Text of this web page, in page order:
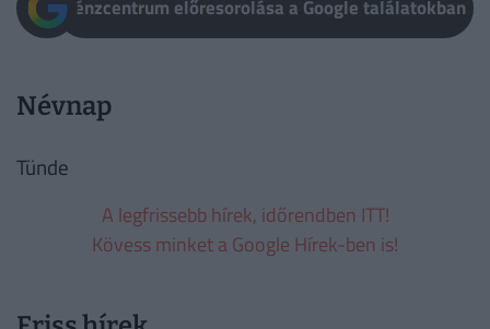
Pénzcentrum előresorolása a Google találatokban
Névnap
Tünde
A legfrissebb hírek, időrendben ITT!
Kövess minket a Google Hírek-ben is!